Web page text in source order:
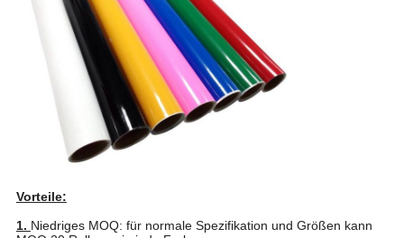
Vorteile:
1. Niedriges MOQ: für normale Spezifikation und Größen kann